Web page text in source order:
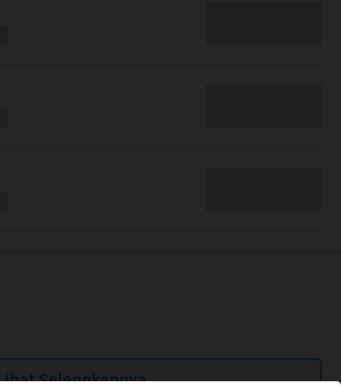
Selengkapnya